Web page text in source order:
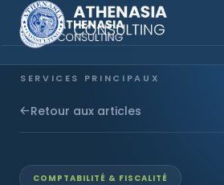
SERVICES PRINCIPAUX
Constitution de société
Retour aux articles
COMPTABILITÉ & FISCALITÉ